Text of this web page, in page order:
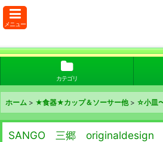
メニュー
カテゴリ
ホーム > ★食器★カップ＆ソーサー他 > ☆小皿
SANGO 三郷